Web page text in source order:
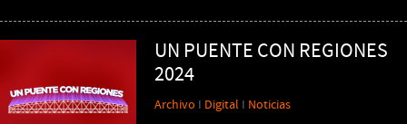
del
Puente”:
TV
UN PUENTE CON REGIONES
2024
Archivo I Digital I Noticias